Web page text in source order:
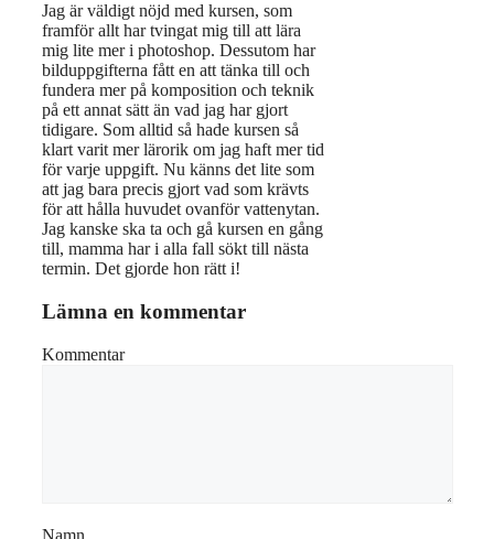
Jag är väldigt nöjd med kursen, som
framför allt har tvingat mig till att lära
mig lite mer i photoshop. Dessutom har
bilduppgifterna fått en att tänka till och
fundera mer på komposition och teknik
på ett annat sätt än vad jag har gjort
tidigare. Som alltid så hade kursen så
klart varit mer lärorik om jag haft mer tid
för varje uppgift. Nu känns det lite som
att jag bara precis gjort vad som krävts
för att hålla huvudet ovanför vattenytan.
Jag kanske ska ta och gå kursen en gång
till, mamma har i alla fall sökt till nästa
termin. Det gjorde hon rätt i!
Lämna en kommentar
Kommentar
Namn